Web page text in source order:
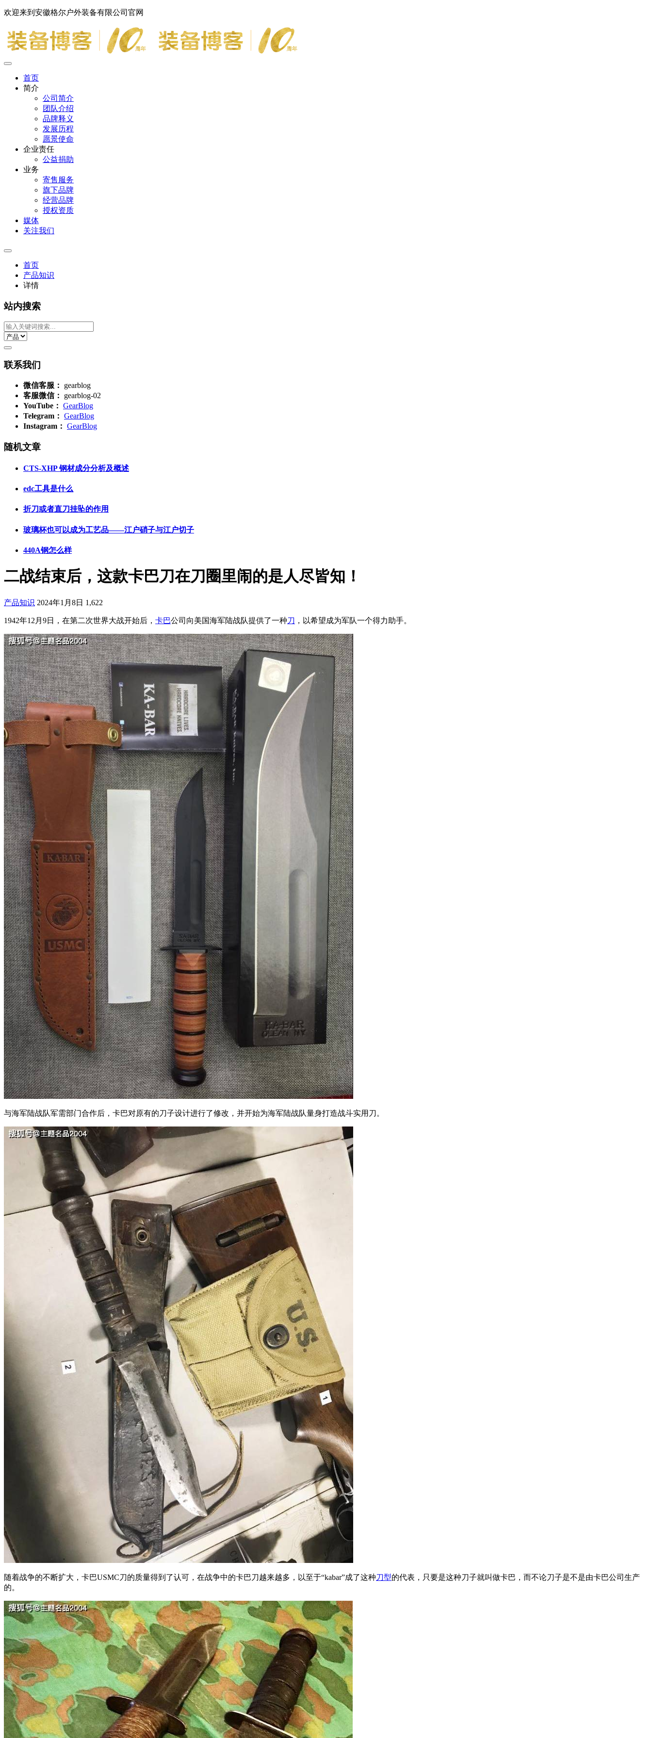
欢迎来到安徽格尔户外装备有限公司官网
首页
简介
公司简介
团队介绍
品牌释义
发展历程
愿景使命
企业责任
公益捐助
业务
寄售服务
旗下品牌
经营品牌
授权资质
媒体
关注我们
首页
产品知识
详情
站内搜索
联系我们
微信客服：
gearblog
客服微信：
gearblog-02
YouTube： GearBlog
Telegram： GearBlog
Instagram： GearBlog
随机文章
CTS-XHP 钢材成分分析及概述
edc工具是什么
折刀或者直刀挂坠的作用
玻璃杯也可以成为工艺品——江户硝子与江户切子
440A钢怎么样
二战结束后，这款卡巴刀在刀圈里闹的是人尽皆知！
产品知识 2024年1月8日 1,622
1942年12月9日，在第二次世界大战开始后， 卡巴公司向美国海军陆战队提供了一种刀 ，以希望成为军队一个得力助手。
与海军陆战队军需部门合作后，卡巴对原有的刀子设计进行了修改，并开始为海军陆战队量身打造战斗实用刀。
随着战争的不断扩大，卡巴USMC刀的质量得到了认可，在战争中的卡巴刀越来越多，以至于“kabar”成了这种刀型的代表，只要是这种刀子就叫做卡巴，而不论刀子是不是由卡巴公司生产
的。